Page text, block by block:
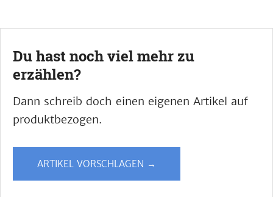
Du hast noch viel mehr zu
erzählen?
Dann schreib doch einen eigenen Artikel auf
produktbezogen.
ARTIKEL VORSCHLAGEN →